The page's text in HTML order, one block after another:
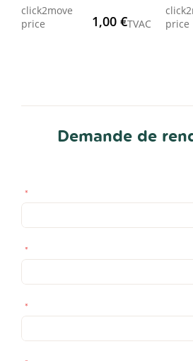
click2move
price
1,00 €TVAC
price
Demande de